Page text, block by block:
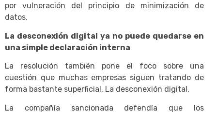
por vulneración del principio de minimización de
datos.
La desconexión digital ya no puede quedarse en
una simple declaración interna
La resolución también pone el foco sobre una
cuestión que muchas empresas siguen tratando de
forma bastante superficial. La desconexión digital.
La compañía sancionada defendía que los